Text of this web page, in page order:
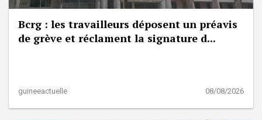
Bcrg : les travailleurs déposent un préavis
de grève et réclament la signature d...
guineeactuelle 08/08/2026